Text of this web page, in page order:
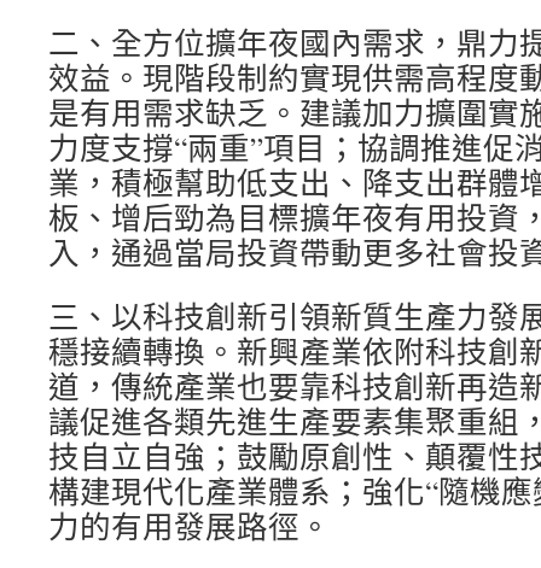
二、全方位擴年夜國內需求，鼎力
效益。現階段制約實現供需高程度
是有用需求缺乏。建議加力擴圍實
力度支撐“兩重”項目；協調推進促
業，積極幫助低支出、降支出群體
板、增后勁為目標擴年夜有用投資
入，通過當局投資帶動更多社會投
三、以科技創新引領新質生產力發
穩接續轉換。新興產業依附科技創
道，傳統產業也要靠科技創新再造
議促進各類先進生產要素集聚重組
技自立自強；鼓勵原創性、顛覆性
構建現代化產業體系；強化“隨機
力的有用發展路徑。